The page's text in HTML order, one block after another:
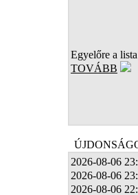
Egyelőre a
TOVÁBB
2026-08-06
2026-08-06
2026-08-06